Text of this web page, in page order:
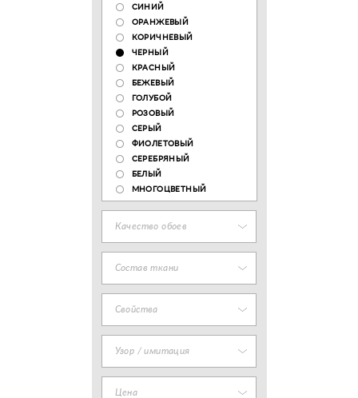
СИНИЙ
ОРАНЖЕВЫЙ
КОРИЧНЕВЫЙ
ЧЕРНЫЙ
КРАСНЫЙ
БЕЖЕВЫЙ
ГОЛУБОЙ
РОЗОВЫЙ
СЕРЫЙ
ФИОЛЕТОВЫЙ
СЕРЕБРЯНЫЙ
БЕЛЫЙ
МНОГОЦВЕТНЫЙ
Качество обоев
Состав ткани
Свойства
Узор / имитация
Цена